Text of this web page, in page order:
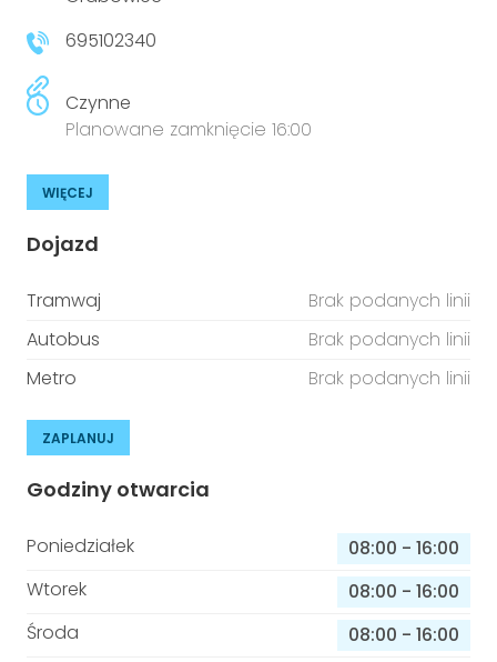
Prawo
Prawa osób z niepełnosprawnościami
Aktualności
695102340
Czynne
Planowane zamknięcie 16:00
WIĘCEJ
Dojazd
Tramwaj
Brak podanych linii
Autobus
Brak podanych linii
Metro
Brak podanych linii
ZAPLANUJ
Godziny otwarcia
Poniedziałek 08:00 - 16:00
Wtorek
08:00 - 16:00
Środa
08:00 - 16:00